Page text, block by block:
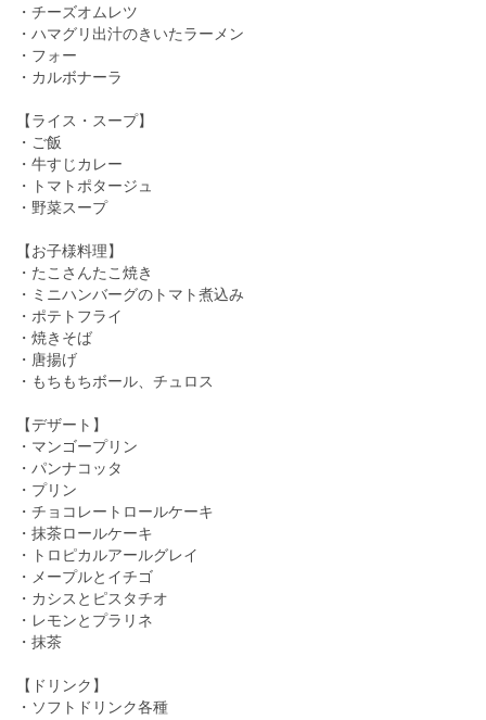
・チーズオムレツ
・ハマグリ出汁のきいたラーメン
・フォー
・カルボナーラ
【ライス・スープ】
・ご飯
・牛すじカレー
・トマトポタージュ
・野菜スープ
【お子様料理】
・たこさんたこ焼き
・ミニハンバーグのトマト煮込み
・ポテトフライ
・焼きそば
・唐揚げ
・もちもちボール、チュロス
【デザート】
・マンゴープリン
・パンナコッタ
・プリン
・チョコレートロールケーキ
・抹茶ロールケーキ
・トロピカルアールグレイ
・メープルとイチゴ
・カシスとピスタチオ
・レモンとプラリネ
・抹茶
【ドリンク】
・ソフトドリンク各種